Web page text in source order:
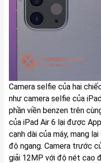
Camera selfie của hai
như camera selfie của
phần viền benzen trên
của iPad Air 6 lại được
cạnh dài của máy, mang
độ ngang. Camera trước
giải 12MP với độ nét cao